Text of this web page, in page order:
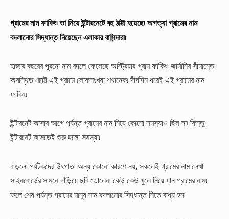
গ্রামের নাম ফাকিং৷ তা নিয়ে ইন্টারনেটে বহু ঠাট্টা হয়েছে৷ অগত্যা গ্রামের নাম
বদলানোর সিদ্ধান্ত নিয়েছেন এলাকার বাসিন্দারা৷
হাজার বছরের পুরনো নাম বদলে ফেলেছে অস্ট্রিয়ার গ্রাম ফাকিং৷ জার্মানির সীমান্তে
অবস্থিত ছোট্ট এই গ্রামে লোকসংখ্যা শখানেক৷ দীর্ঘদিন ধরেই এই গ্রামের নাম
ফাকিং৷
ইন্টারনেট আসার আগে পর্যন্ত গ্রামের নাম নিয়ে কোনো সমস্যাও ছিল না৷ কিন্তু
ইন্টারনেট আসতেই শুরু হলো সমস্যা৷
বাড়লো পর্যটকদের উৎপাত৷ অন্য কোনো কারণে নয়, সকলেই গ্রামের নাম লেখা
সাইনবোর্ডের সামনে দাঁড়িয়ে ছবি তোলেন৷ কেউ কেউ খুলে নিয়ে যান গ্রামের নাম৷
ফলে শেষ পর্যন্ত গ্রামের মানুষ নাম বদলানোর সিদ্ধান্ত নিতে বাধ্য হন৷